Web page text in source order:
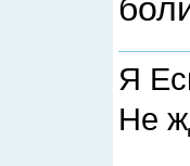
Я
Не